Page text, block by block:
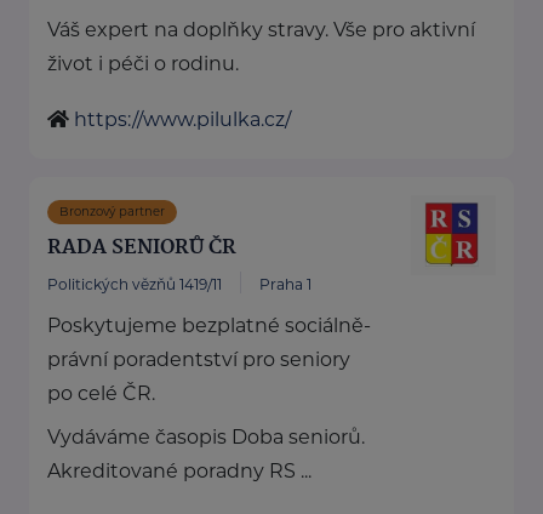
Váš expert na doplňky stravy. Vše pro aktivní
život i péči o rodinu.
https://www.pilulka.cz/
Bronzový partner
RADA SENIORŮ ČR
Politických vězňů 1419/11 Praha 1
Poskytujeme bezplatné sociálně-
právní poradentství pro seniory
po celé ČR.
Vydáváme časopis Doba seniorů.
Akreditované poradny RS ...